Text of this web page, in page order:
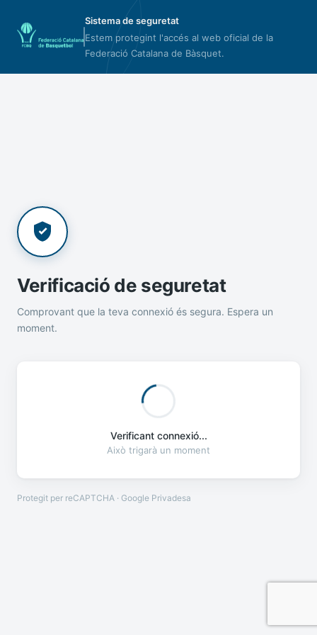
Sistema de seguretat
Estem protegint l'accés al web oficial de la
Federació Catalana de Bàsquet.
Verificació de seguretat
Comprovant que la teva connexió és segura. Espera un
moment.
Verificant connexió...
Això trigarà un moment
Protegit per reCAPTCHA · Google Privadesa